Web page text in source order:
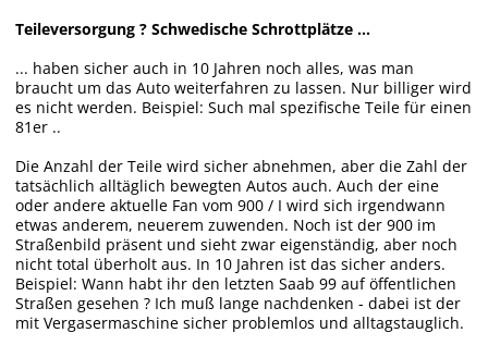
Teileversorgung ? Schwedische Schrottplätze ...
... haben sicher auch in 10 Jahren noch alles, was man
braucht um das Auto weiterfahren zu lassen. Nur billiger wird
es nicht werden. Beispiel: Such mal spezifische Teile für einen
81er ..
Die Anzahl der Teile wird sicher abnehmen, aber die Zahl der
tatsächlich alltäglich bewegten Autos auch. Auch der eine
oder andere aktuelle Fan vom 900 / I wird sich irgendwann
etwas anderem, neuerem zuwenden. Noch ist der 900 im
Straßenbild präsent und sieht zwar eigenständig, aber noch
nicht total überholt aus. In 10 Jahren ist das sicher anders.
Beispiel: Wann habt ihr den letzten Saab 99 auf öffentlichen
Straßen gesehen ? Ich muß lange nachdenken - dabei ist der
mit Vergasermaschine sicher problemlos und alltagstauglich.